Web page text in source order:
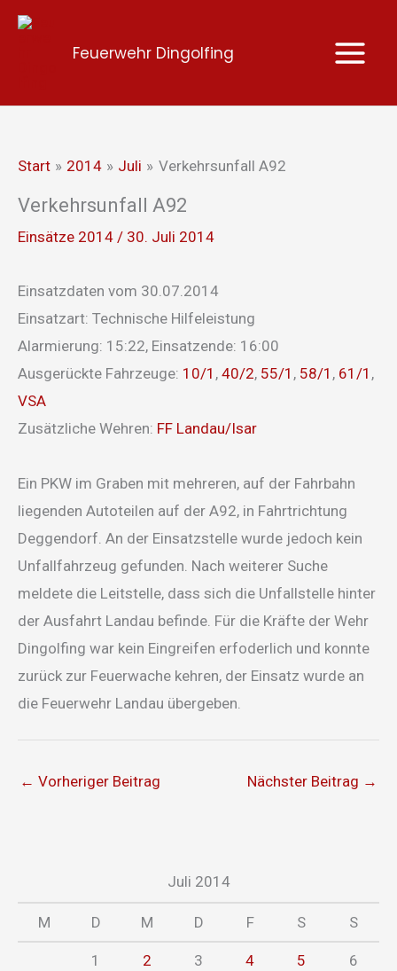
Zum
Feuerwehr Dingolfing
Start 2014 Juli Verkehrsunfall A92
Verkehrsunfall A92
Einsätze 2014 / 30. Juli 2014
Einsatzdaten vom 30.07.2014
Einsatzart: Technische Hilfeleistung
Alarmierung: 15:22, Einsatzende: 16:00
Ausgerückte Fahrzeuge: 10/1 , 40/2, 55/1 , 58/1 , 61/1 ,
VSA
Zusätzliche Wehren: FF Landau/Isar
Ein PKW im Graben mit mehreren, auf der Fahrbahn
liegenden Autoteilen auf der A92, in Fahrtrichtung
Deggendorf. An der Einsatzstelle wurde jedoch kein
Unfallfahrzeug gefunden. Nach weiterer Suche
meldete die Leitstelle, dass sich die Unfallstelle hinter
der Ausfahrt Landau befinde. Für die Kräfte der Wehr
Dingolfing war kein Eingreifen erfoderlich und konnte
zurück zur Feuerwache kehren, der Einsatz wurde an
die Feuerwehr Landau übergeben.
← Vorheriger Beitrag Nächster Beitrag →
Juli 2014
M D M D F S S
1 2 3 4 5
6